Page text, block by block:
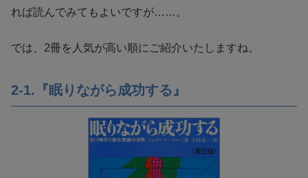
れば読んでみてもよいですが……。
では、2冊を人気が高い順にご紹介いたしますね。
2-1.『眠りながら成功する』